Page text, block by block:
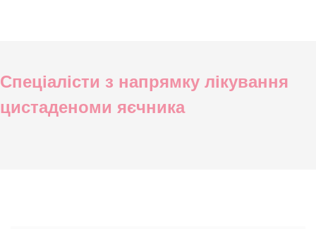
Спеціалісти з напрямку лікування
цистаденоми яєчника